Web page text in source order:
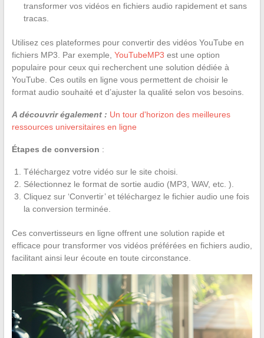
transformer vos vidéos en fichiers audio rapidement et sans
tracas.
Utilisez ces plateformes pour convertir des vidéos YouTube en
fichiers MP3. Par exemple, YouTubeMP3 est une option
populaire pour ceux qui recherchent une solution dédiée à
YouTube. Ces outils en ligne vous permettent de choisir le
format audio souhaité et d’ajuster la qualité selon vos besoins.
A découvrir également : Un tour d'horizon des meilleures
ressources universitaires en ligne
Étapes de conversion :
Téléchargez votre vidéo sur le site choisi.
Sélectionnez le format de sortie audio (MP3, WAV, etc. ).
Cliquez sur ‘Convertir’ et téléchargez le fichier audio une fois
la conversion terminée.
Ces convertisseurs en ligne offrent une solution rapide et
efficace pour transformer vos vidéos préférées en fichiers audio,
facilitant ainsi leur écoute en toute circonstance.